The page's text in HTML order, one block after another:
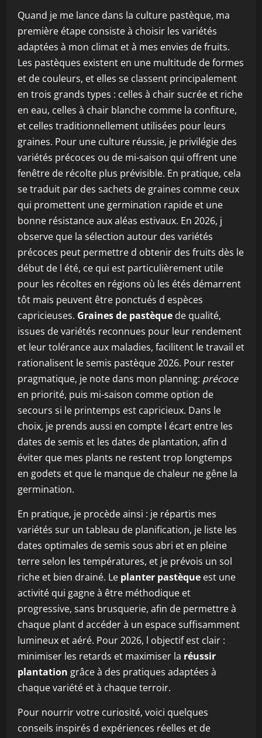
Quand je me lance dans la culture pastèque, ma
première étape consiste à choisir les variétés
adaptées à mon climat et à mes envies de fruits.
Les pastèques existent en une multitude de formes
et de couleurs, et elles se classent principalement
en trois grands types : celles à chair sucrée et riche
en eau, celles à chair blanche comme la confiture,
et celles traditionnellement utilisées pour leurs
graines. Pour une culture réussie, je privilégie des
variétés précoces ou de mi-saison qui offrent une
fenêtre de récolte plus prévisible. En pratique, cela
se traduit par des sachets de graines comme ceux
qui promettent une germination rapide et une
bonne résistance aux aléas estivaux. En 2026, j
observe que la sélection autour des variétés
précoces peut permettre d obtenir des fruits dès le
début de l été, ce qui est particulièrement utile
pour les récoltes en régions où les étés démarrent
tôt mais peuvent être ponctués d espèces
capricieuses. Graines de pastèque de qualité,
issues de variétés reconnues pour leur rendement
et leur tolérance aux maladies, facilitent le travail et
rationalisent le semis pastèque 2026. Pour rester
pragmatique, je note dans mon planning: précoce
en priorité, puis mi-saison comme option de
secours si le printemps est capricieux. Dans le
choix, je prends aussi en compte l écart entre les
dates de semis et les dates de plantation, afin d
éviter que mes plants ne restent trop longtemps
en godets et que le manque de chaleur ne gêne la
germination.
En pratique, je procède ainsi : je répartis mes
variétés sur un tableau de planification, je liste les
dates optimales de semis sous abri et en pleine
terre selon les températures, et je prévois un sol
riche et bien drainé. Le planter pastèque est une
activité qui gagne à être méthodique et
progressive, sans brusquerie, afin de permettre à
chaque plant d accéder à un espace suffisamment
lumineux et aéré. Pour 2026, l objectif est clair :
minimiser les retards et maximiser la réussir
plantation grâce à des pratiques adaptées à
chaque variété et à chaque terroir.
Pour nourrir votre curiosité, voici quelques
conseils inspirés d expériences réelles et de